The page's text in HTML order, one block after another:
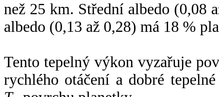
než 25 km. Střední albedo (0,08
albedo (0,13 až 0,28) má 18 %
Tento tepelný výkon vyzařuje
rychlého otáčení a dobré